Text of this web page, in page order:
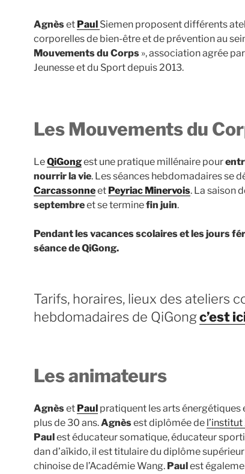
Agnèset Paul Siemen proposent différents
corporelles de bien-être et de prévention au
Mouvements du Corps», association agrée
Jeunesse et du Sport depuis 2013.
Les Mouvements du
LeQiGongest une pratique millénaire pour
nourrir la vie. Les séances hebdomadaires se
Carcassonneet Peyriac Minervois. La saison
septembreet se terminefin juin.
Pendant les vacances scolaires et les jours
séance de QiGong.
Tarifs, horaires, lieux des ateliers
hebdomadaires de QiGongc’est
Les animateurs
Agnèset Paul pratiquent les arts énergétiques
plus de 30 ans.Agnèsest diplômée de l’institut
Paul est éducateur somatique, éducateur
dan d’aïkido, il est titulaire du diplôme
chinoise de l’Académie Wang. Paul est